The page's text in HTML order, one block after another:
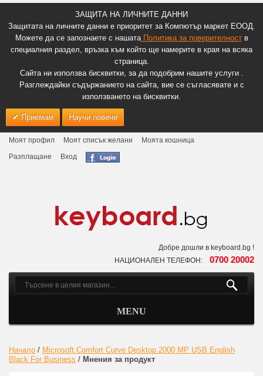
ЗАЩИТА НА ЛИЧНИТЕ ДАННИ
Защитата на личните данни е приоритет за Компютър маркет ЕООД.
Можете да се запознаете с нашатаПолитика за поверителноств
специалния раздел, връзка към който ще намерите в края на всяка
страница.
Сайта ни използва бисквитки, за да подобрим нашите услуги .
Разглеждайки съдържанието на сайта, вие се съгласявате и с
използването на бисквитки.
Приемам Научи повече
Моят профил Моят списък желани
Моята кошница
Разплащане
Вход
Добре дошли в keyboard.bg !
НАЦИОНАЛЕН ТЕЛЕФОН: 0700 20002
MENU
Начало / Microsoft Comfort Curve Desktop 2000 MP USB English
Black For Business / Мнения за продукт